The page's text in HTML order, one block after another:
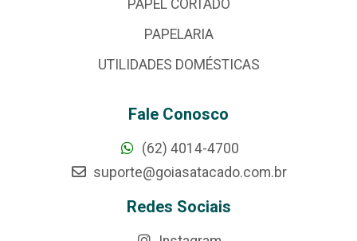
PAPEL CORTADO
PAPELARIA
UTILIDADES DOMÉSTICAS
Fale Conosco
(62) 4014-4700
suporte@goiasatacado.com.br
Redes Sociais